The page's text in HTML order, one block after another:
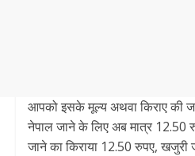
आपको इसके मूल्य अथवा किराए की
नेपाल जाने के लिए अब मात्र 12.50
जाने का किराया 12.50 रुपए,